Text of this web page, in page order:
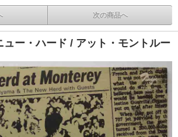
次の商品へ
ュー・ハード / アット・モントルー